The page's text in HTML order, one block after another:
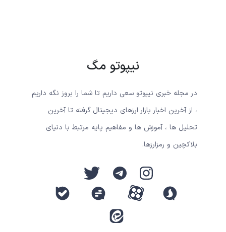
نیپوتو مگ
در مجله خبری نیپوتو سعی داریم تا شما را بروز نگه داریم
، از آخرین اخبار بازار ارزهای دیجیتال گرفته تا آخرین
تحلیل ها ، آموزش ها و مفاهیم پایه مرتبط با دنیای
بلاکچین و رمزارزها.